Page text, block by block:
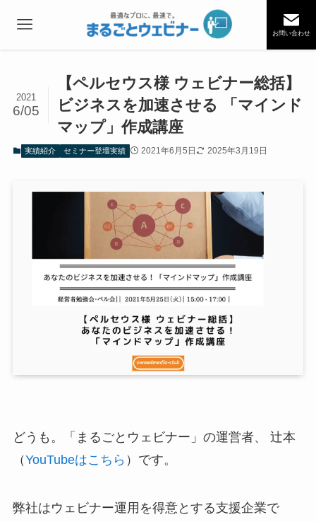
お問い合わせ
【ペルセウス様 ウェビナー総括】
ビジネスを加速させる 「マインド
マップ」作成講座
2021
6/05
実績紹介 セミナー登壇実績 2021年6月5日 2025年3月19日
どうも。「まるごとウェビナー」の運営者、 辻本
（YouTubeはこちら ）です。
弊社はウェビナー運用を得意とする支援企業で